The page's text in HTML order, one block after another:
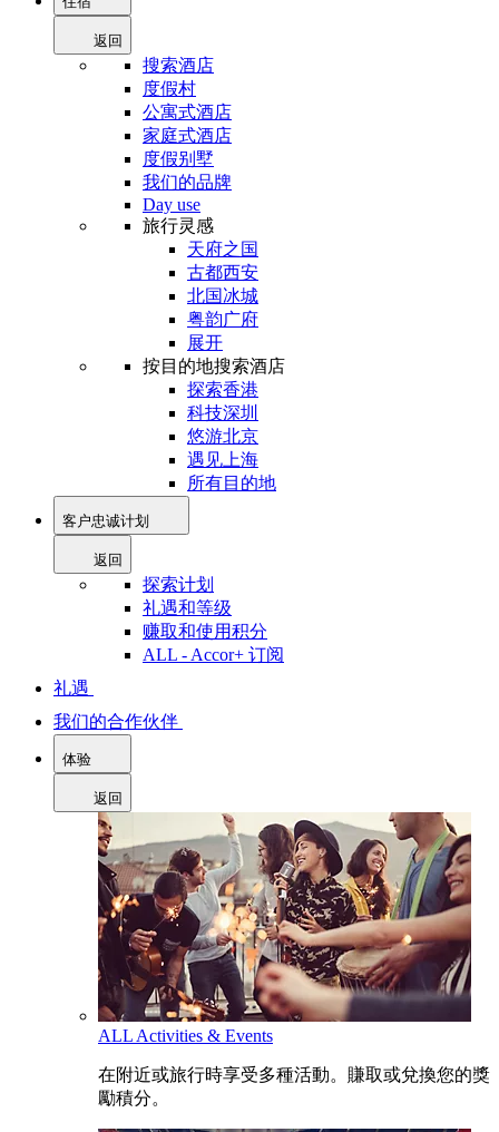
返回
搜索酒店
度假村
公寓式酒店
家庭式酒店
度假别墅
我们的品牌
Day use
旅行灵感
天府之国
古都西安
北国冰城
粤韵广府
展开
按目的地搜索酒店
探索香港
科技深圳
悠游北京
遇见上海
所有目的地
客户忠诚计划
返回
探索计划
礼遇和等级
赚取和使用积分
ALL - Accor+ 订阅
礼遇
我们的合作伙伴
体验
返回
ALL Activities & Events
在附近或旅行時享受多種活動。賺取或兌換您的獎
勵積分。